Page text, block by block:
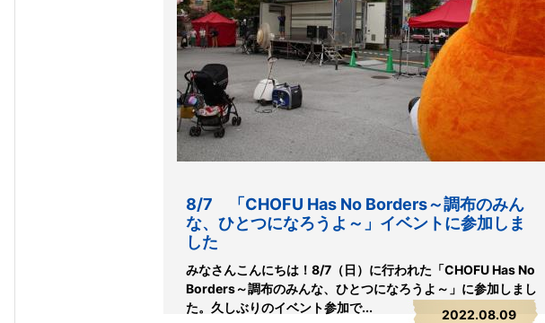
8/7 「CHOFU Has No Borders～調布のみん
な、ひとつになろうよ～」イベントに参加しま
した
みなさんこんにちは！8/7（日）に行われた「CHOFU Has No
Borders～調布のみんな、ひとつになろうよ～」に参加しまし
た。久しぶりのイベント参加で...
2022.08.09